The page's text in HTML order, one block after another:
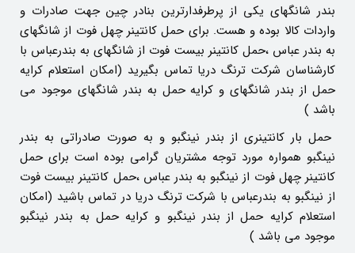
بندر شانگهای یکی از پرطرفدارترین بنادر چین جهت صادرات و
واردات کالا بوده و هست. برای حمل کانتینر چهل فوت از شانگهای
به بندر عباس ،حمل کانتینر بیست فوت از شانگهای به بندرعباس با
کارشناسان شرکت ترنگ دریا تماس بگیرید (امکان استعلام کرایه
حمل از بندر شانگهای و کرایه حمل به بندر شانگهای موجود می
باشد )
حمل بار کانتینری از بندر نینگبو و به صورت صادراتی به بندر
نینگبو همواره مورد توجه مشتریان گرامی بوده است برای حمل
کانتینر چهل فوت از نینگبو به بندر عباس ،حمل کانتینر بیست فوت
از نینگبو به بندرعباس با شرکت ترنگ دریا در تماس باشید (امکان
استعلام کرایه حمل از بندر نینگبو و کرایه حمل به بندر نینگبو
موجود می باشد )